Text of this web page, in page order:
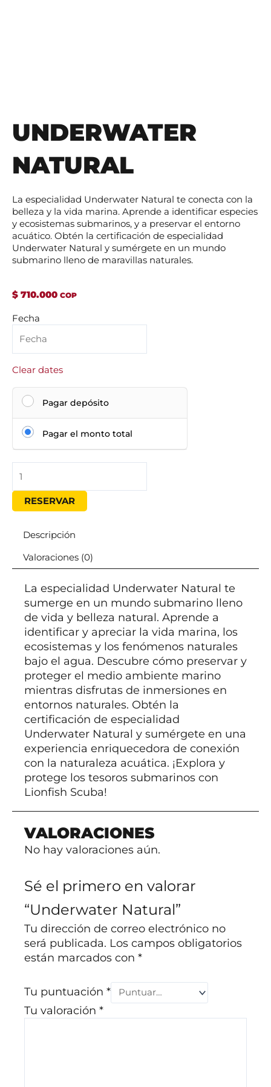
UNDERWATER
NATURAL
La especialidad Underwater Natural te conecta con la
belleza y la vida marina. Aprende a identificar especies
y ecosistemas submarinos, y a preservar el entorno
acuático. Obtén la certificación de especialidad
Underwater Natural y sumérgete en un mundo
submarino lleno de maravillas naturales.
$ 710.000
Fecha
Clear dates
Pagar depósito
Pagar el monto total
Underwater
cantidad
RESERVAR
Descripción
Valoraciones (0)
La especialidad Underwater Natural te
sumerge en un mundo submarino lleno
de vida y belleza natural. Aprende a
identificar y apreciar la vida marina, los
ecosistemas y los fenómenos naturales
bajo el agua. Descubre cómo preservar y
proteger el medio ambiente marino
mientras disfrutas de inmersiones en
entornos naturales. Obtén la
certificación de especialidad
Underwater Natural y sumérgete en una
experiencia enriquecedora de conexión
con la naturaleza acuática. ¡Explora y
protege los tesoros submarinos con
Lionfish Scuba!
VALORACIONES
No hay valoraciones aún.
Sé el primero en valorar
“Underwater Natural”
Tu dirección de correo electrónico no
será publicada. Los campos obligatorios
están marcados con *
Tu puntuación *
Tu valoración *